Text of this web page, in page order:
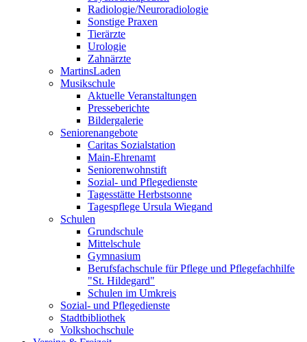
Radiologie/Neuroradiologie
Sonstige Praxen
Tierärzte
Urologie
Zahnärzte
MartinsLaden
Musikschule
Aktuelle Veranstaltungen
Presseberichte
Bildergalerie
Seniorenangebote
Caritas Sozialstation
Main-Ehrenamt
Seniorenwohnstift
Sozial- und Pflegedienste
Tagesstätte Herbstsonne
Tagespflege Ursula Wiegand
Schulen
Grundschule
Mittelschule
Gymnasium
Berufsfachschule für Pflege und Pflegefachhilfe
"St. Hildegard"
Schulen im Umkreis
Sozial- und Pflegedienste
Stadtbibliothek
Volkshochschule